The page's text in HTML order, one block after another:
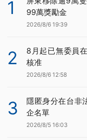
1
99萬獎勵金
2026/8/6 19:39
2
8月起已無委員
核准
2026/8/6 12:58
3
隱匿身分在台非
企名單
2026/8/5 16:03